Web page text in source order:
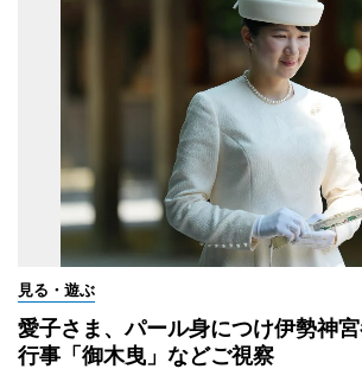
見る・遊ぶ
愛子さま、パール身につけ伊勢神
行事「御木曳」などご視察